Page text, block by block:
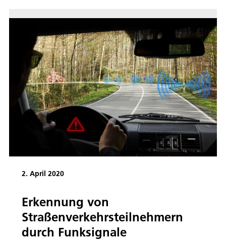
2. April 2020
Erkennung von
Straßenverkehrsteilnehmern
durch Funksignale